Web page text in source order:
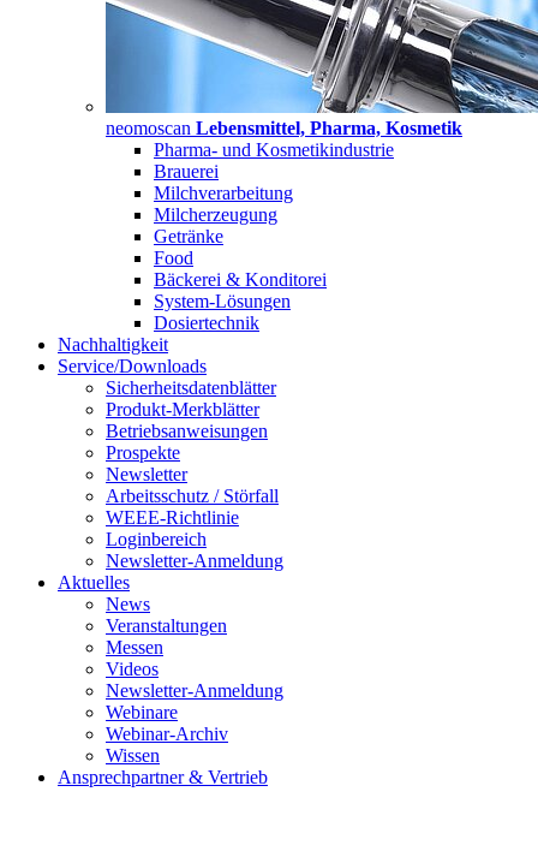
neomoscan Lebensmittel, Pharma, Kosmetik
Pharma- und Kosmetikindustrie
Brauerei
Milchverarbeitung
Milcherzeugung
Getränke
Food
Bäckerei & Konditorei
System-Lösungen
Dosiertechnik
Nachhaltigkeit
Service/Downloads
Sicherheitsdatenblätter
Produkt-Merkblätter
Betriebsanweisungen
Prospekte
Newsletter
Arbeitsschutz / Störfall
WEEE-Richtlinie
Loginbereich
Newsletter-Anmeldung
Aktuelles
News
Veranstaltungen
Messen
Videos
Newsletter-Anmeldung
Webinare
Webinar-Archiv
Wissen
Ansprechpartner & Vertrieb